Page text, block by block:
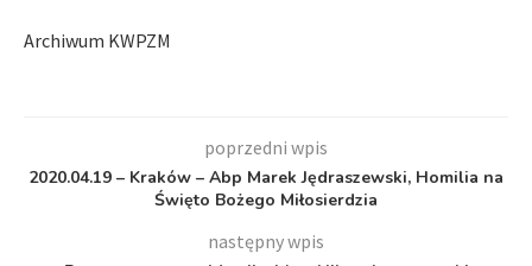
Archiwum KWPZM
poprzedni wpis
2020.04.19 – Kraków – Abp Marek Jędraszewski, Homilia na
Święto Bożego Miłosierdzia
następny wpis